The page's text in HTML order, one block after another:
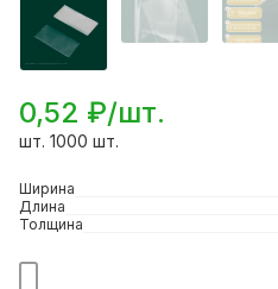
0,52 ₽/шт.
шт. 1000 шт.
Ширина
Длина
Толщина